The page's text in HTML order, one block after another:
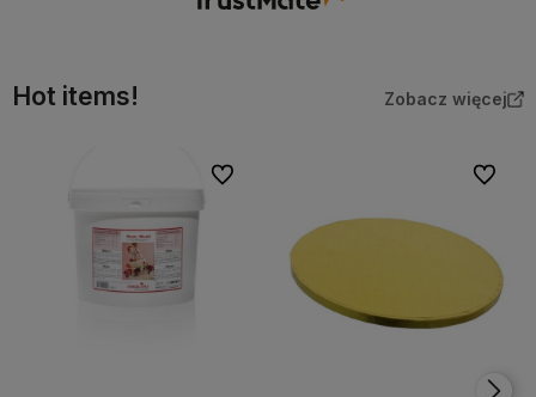
Hot items! Zobacz więcej
Do ulubionych Do